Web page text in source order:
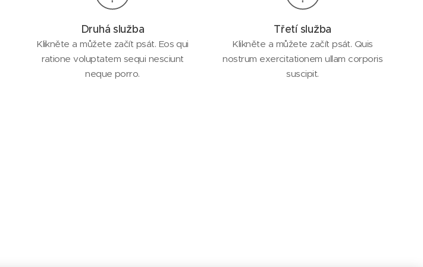
Druhá služba
Klikněte a můžete začít psát. Eos qui
ratione voluptatem sequi nesciunt
neque porro.
Třetí služba
Klikněte a můžete začít psát. Quis
nostrum exercitationem ullam corporis
suscipit.